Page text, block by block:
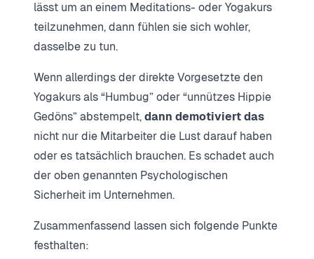
lässt um an einem Meditations- oder Yogakurs
teilzunehmen, dann fühlen sie sich wohler,
dasselbe zu tun.
Wenn allerdings der direkte Vorgesetzte den
Yogakurs als “Humbug” oder “unnützes Hippie
Gedöns” abstempelt,dann demotiviert das
nicht nur die Mitarbeiter die Lust darauf haben
oder es tatsächlich brauchen. Es schadet auch
der oben genannten Psychologischen
Sicherheit im Unternehmen.
Zusammenfassend lassen sich folgende Punkte
festhalten: